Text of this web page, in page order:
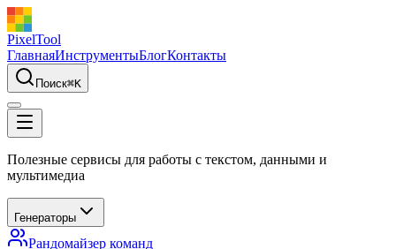
PixelTool
ГлавнаяИнструментыБлогКонтакты
Поиск⌘K
Полезные сервисы для работы с текстом, данными и
мультимедиа
Генераторы
Рандомайзер команд